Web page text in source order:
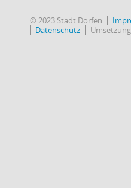
© 2023 Stadt Dorfen
Datenschutz